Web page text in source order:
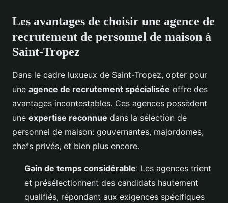
Les avantages de choisir une agence de
recrutement de personnel de maison à
Saint-Tropez
Dans le cadre luxueux de Saint-Tropez, opter pour
une agence de recrutement spécialisée offre des
avantages incontestables. Ces agences possèdent
une expertise reconnue dans la sélection de
personnel de maison: gouvernantes, majordomes,
chefs privés, et bien plus encore.
Gain de temps considérable: Les agences trient
et présélectionnent des candidats hautement
qualifiés, répondant aux exigences spécifiques